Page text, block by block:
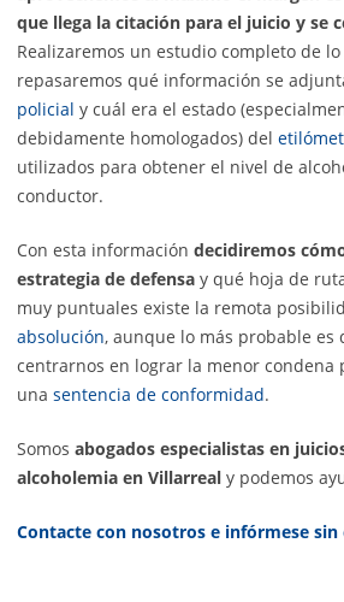
que llega la citación para el juicio y se
Realizaremos un estudio completo de
repasaremos qué información se
policial y cuál era el estado
debidamente homologados) del
utilizados para obtener el nivel de
conductor.
Con esta información decidiremos
estrategia de defensa y qué hoja de
muy puntuales existe la remota
absolución, aunque lo más probable es
centrarnos en lograr la menor condena
una sentencia de conformidad.
Somos abogados especialistas en
alcoholemia en Villarreal y podemos
Contacte con nosotros e infórmese